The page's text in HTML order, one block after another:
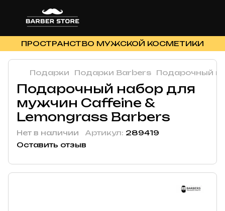
ПРОСТРАНСТВО МУЖСКОЙ КОСМЕТИКИ
Подарки Подарки Barbers Подарочный
Подарочный набор для
мужчин Caffeine &
Lemongrass Barbers
Нет в наличии Артикул: 289419
Оставить отзыв